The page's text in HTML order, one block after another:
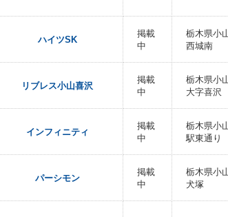
ハイツSK
掲載
中
栃木県小
西城南
リブレス小山喜沢
掲載
中
栃木県小
大字喜沢
インフィニティ
掲載
中
栃木県小
駅東通り
パーシモン
掲載
中
栃木県小
犬塚